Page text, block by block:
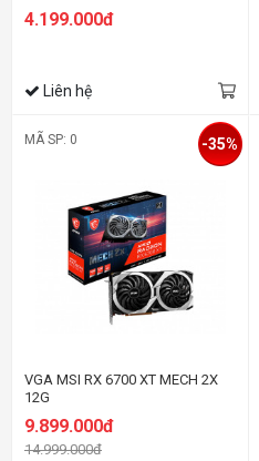
4.199.000đ
Liên hệ
MÃ SP: 0
VGA MSI RX 6700 XT MECH 2X
12G
9.899.000đ
14.999.000đ
-35%